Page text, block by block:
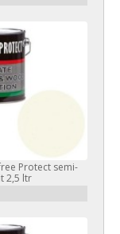
Protect semi-
2,5 ltr